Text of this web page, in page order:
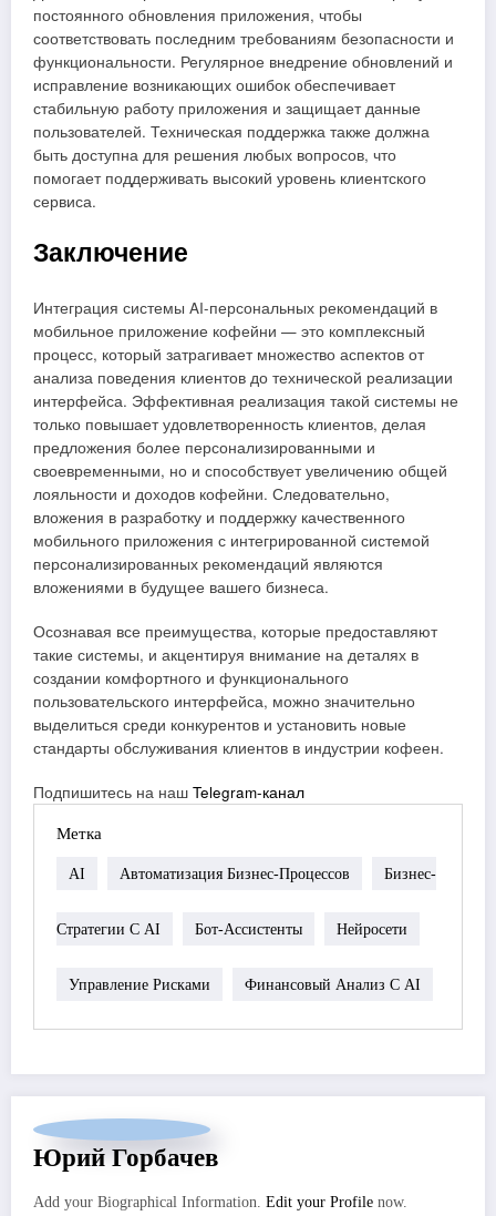
постоянного обновления приложения, чтобы
соответствовать последним требованиям безопасности и
функциональности. Регулярное внедрение обновлений и
исправление возникающих ошибок обеспечивает
стабильную работу приложения и защищает данные
пользователей. Техническая поддержка также должна
быть доступна для решения любых вопросов, что
помогает поддерживать высокий уровень клиентского
сервиса.
Заключение
Интеграция системы AI-персональных рекомендаций в
мобильное приложение кофейни — это комплексный
процесс, который затрагивает множество аспектов от
анализа поведения клиентов до технической реализации
интерфейса. Эффективная реализация такой системы не
только повышает удовлетворенность клиентов, делая
предложения более персонализированными и
своевременными, но и способствует увеличению общей
лояльности и доходов кофейни. Следовательно,
вложения в разработку и поддержку качественного
мобильного приложения с интегрированной системой
персонализированных рекомендаций являются
вложениями в будущее вашего бизнеса.
Осознавая все преимущества, которые предоставляют
такие системы, и акцентируя внимание на деталях в
создании комфортного и функционального
пользовательского интерфейса, можно значительно
выделиться среди конкурентов и установить новые
стандарты обслуживания клиентов в индустрии кофеен.
Подпишитесь на наш Telegram-канал
Метка
AI Автоматизация Бизнес-Процессов Бизнес-
Стратегии С AI Бот-Ассистенты Нейросети
Управление Рисками Финансовый Анализ С AI
Юрий Горбачев
Add your Biographical Information. Edit your Profile now.